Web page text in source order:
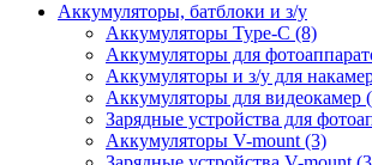
Аккумуляторы, батблоки и з/у
Аккумуляторы Type-C (8)
Аккумуляторы для
Аккумуляторы и з/у для
Аккумуляторы для видеокамер
Зарядные устройства для
Аккумуляторы V-mount (3)